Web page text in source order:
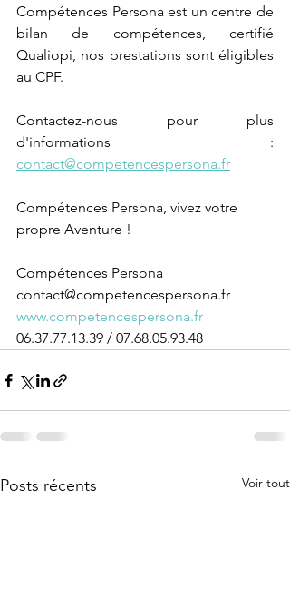
Compétences Persona est un centre de
bilan de compétences, certifié
Qualiopi, nos prestations sont éligibles
au CPF.
Contactez-nous pour plus
contact@competencespersona.fr
Compétences Persona, vivez votre
propre Aventure !
Compétences Persona
contact@competencespersona.fr
www.competencespersona.fr
06.37.77.13.39 / 07.68.05.93.48
Posts récents Voir tout